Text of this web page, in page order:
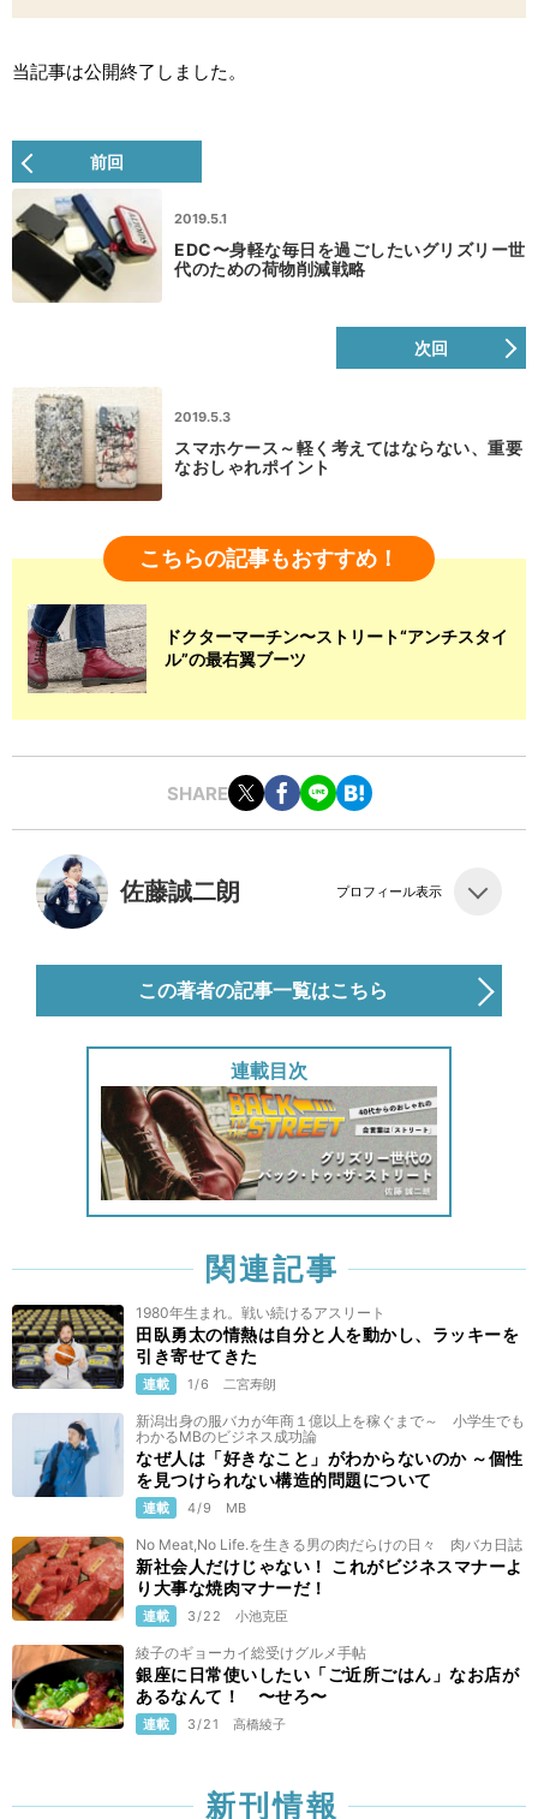
当記事は公開終了しました。
前回
2019.5.1
EDC〜身軽な毎日を過ごしたいグリズリー世
代のための荷物削減戦略
次回
2019.5.3
スマホケース～軽く考えてはならない、重要
なおしゃれポイント
こちらの記事もおすすめ！
ドクターマーチン〜ストリート“アンチスタイ
ル”の最右翼ブーツ
SHARE
佐藤誠二朗 プロフィール表示
この著者の記事一覧はこちら
連載目次
関連記事
1980年生まれ。戦い続けるアスリート
田臥勇太の情熱は自分と人を動かし、ラッキーを
引き寄せてきた
連載 1/6 二宮寿朗
新潟出身の服バカが年商１億以上を稼ぐまで～ 小学生でも
わかるMBのビジネス成功論
なぜ人は「好きなこと」がわからないのか ～個性
を見つけられない構造的問題について
連載 4/9 MB
No Meat,No Life.を生きる男の肉だらけの日々 肉バカ日誌
新社会人だけじゃない！ これがビジネスマナーよ
り大事な焼肉マナーだ！
連載 3/22 小池克臣
綾子のギョーカイ総受けグルメ手帖
銀座に日常使いしたい「ご近所ごはん」なお店が
あるなんて！ 〜せろ〜
連載 3/21 高橋綾子
新刊情報